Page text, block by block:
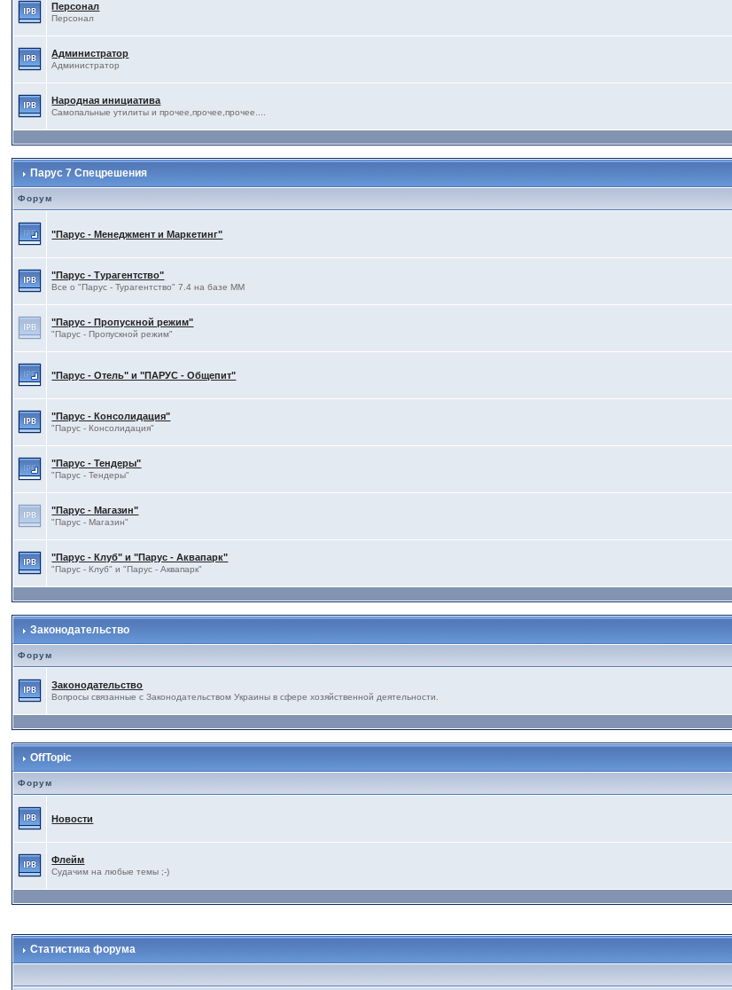
Персонал
Персонал
Администратор
Администратор
Народная инициатива
Самопальные утилиты и прочее,прочее,прочее....
Парус 7 Спецрешения
Форум
"Парус - Менеджмент и Маркетинг"
"Парус - Турагентство"
Все о "Парус - Турагентство" 7.4 на базе ММ
"Парус - Пропускной режим"
"Парус - Пропускной режим"
"Парус - Отель" и "ПАРУС - Общепит"
"Парус - Консолидация"
"Парус - Консолидация"
"Парус - Тендеры"
"Парус - Тендеры"
"Парус - Магазин"
"Парус - Магазин"
"Парус - Клуб" и "Парус - Аквапарк"
"Парус - Клуб" и "Парус - Аквапарк"
Законодательство
Форум
Законодательство
Вопросы связанные с Законодательством Украины в сфере хозяйственной деятельности.
OffTopic
Форум
Новости
Флейм
Судачим на любые темы ;-)
Статистика форума